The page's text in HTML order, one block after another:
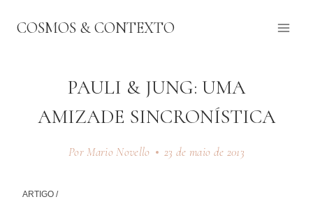
paraCOSMOS & CONTEXTO
PAULI & JUNG: UMA
AMIZADE SINCRONÍSTICA
Por Mario Novello 23 de maio de 2013
ARTIGO /